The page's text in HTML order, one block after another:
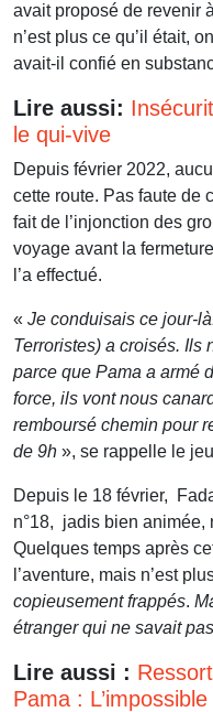
avait proposé de revenir
n’est plus ce qu’il était,
avait-il confié en
Lire aussi:
le qui-vive
Depuis février 2022,
cette route. Pas faute de
fait de l’injonction des
voyage avant la
l’a effectué.
« Je conduisais ce jour-
Terroristes) a croisés. Ils
parce que Pama a armé
force, ils vont nous
remboursé chemin pour
de 9h », se rappelle le
Depuis le 18 février,
n°18, jadis bien animée,
Quelques temps après
l’aventure, mais n’est
copieusement frappés.
étranger qui ne savait pas
Lire aussi :
Pama :